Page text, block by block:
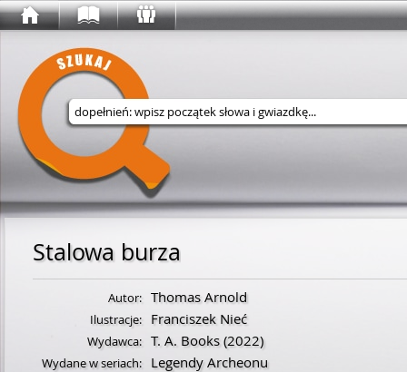
Wyszukaj w serwisie
Stalowa burza
Autor: Thomas Arnold
Ilustracje: Franciszek Nieć
Wydawca: T. A. Books(2022)
Wydane w seriach: Legendy Archeonu